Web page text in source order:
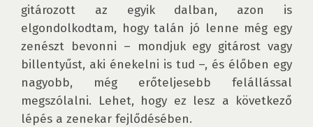
gitározott az egyik dalban, azon is
elgondolkodtam, hogy talán jó lenne még egy
zenészt bevonni – mondjuk egy gitárost vagy
billentyűst, aki énekelni is tud –, és élőben egy
nagyobb, még erőteljesebb felállással
megszólalni. Lehet, hogy ez lesz a következő
lépés a zenekar fejlődésében.